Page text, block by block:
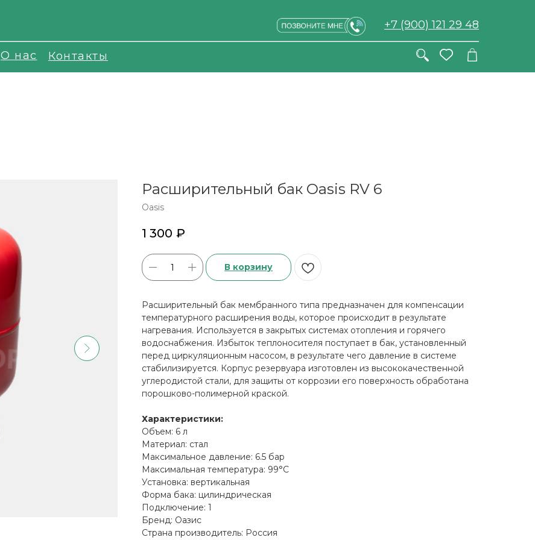
+7 (900) 121 29 48
О нас Контакты
Расширительный бак Oasis RV 6
Oasis
1 300 ₽
В корзину
Расширительный бак мембранного типа предназначен для компенсации
температурного расширения воды, которое происходит в результате
нагревания. Используется в закрытых системах отопления и горячего
водоснабжения. Избыток теплоносителя поступает в бак, установленный
перед циркуляционным насосом, в результате чего давление в системе
стабилизируется. Корпус резервуара изготовлен из высококачественной
углеродистой стали, для защиты от коррозии его поверхность обработана
порошково-полимерной краской.
Характеристики:
Объем: 6 л
Материал: стал
Максимальное давление: 6.5 бар
Максимальная температура: 99°С
Установка: вертикальная
Форма бака: цилиндрическая
Подключение: 1
Бренд: Оазис
Страна производитель: Россия